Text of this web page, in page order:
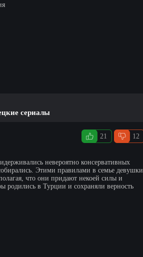
сериалы
21 12
невероятно консервативных
Этими правилами в семье девушки
что они придают некоей силы и
родились в Турции и сохраняли верность